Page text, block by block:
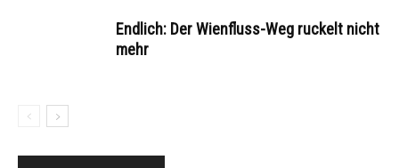
Endlich: Der Wienfluss-Weg ruckelt nicht
mehr